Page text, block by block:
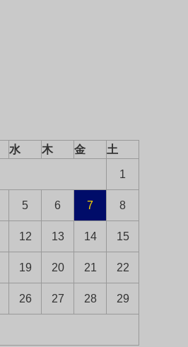
水 木 金 土
1
5 6 7 8
12 13 14 15
19 20 21 22
26 27 28 29